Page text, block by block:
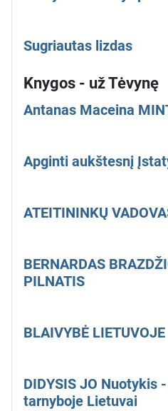
Sugriautas lizdas
Knygos - už Tėvynę
Antanas Maceina
Apginti aukštesnį
ATEITININKŲ
BERNARDAS
PILNATIS
BLAIVYBĖ LIETUVOJE
DIDYSIS JO Nuotykis
tarnyboje Lietuvai